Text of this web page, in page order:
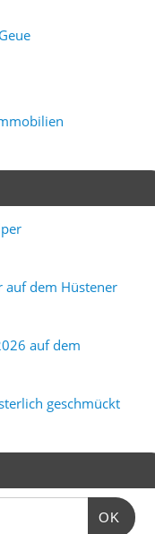
auf dem Hüstener
auf dem
geschmückt
OK